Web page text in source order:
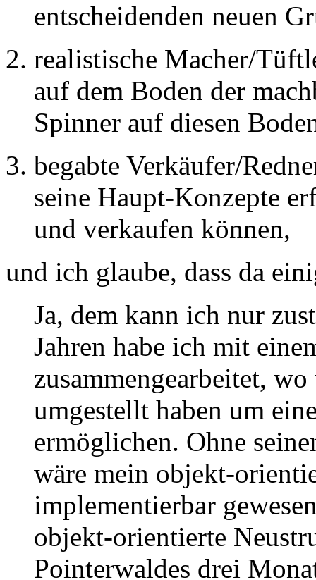
entscheidenden neuen
realistische Macher/
auf dem Boden der
Spinner auf diesen
begabte Verkäufer/
seine Haupt-Konzepte
und verkaufen können,
und ich glaube, dass da
Ja, dem kann ich nur
Jahren habe ich mit
zusammengearbeitet,
umgestellt haben um
ermöglichen. Ohne
wäre mein objekt-
implementierbar
objekt-orientierte
Pointerwaldes drei